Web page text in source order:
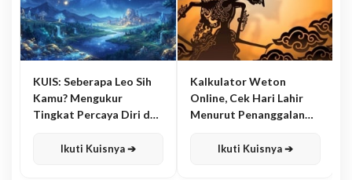
KUIS: Seberapa Leo Sih
Kamu? Mengukur
Tingkat Percaya Diri dan
Ikuti Kuisnya ➔
Kalkulator Weton
Online, Cek Hari Lahir
Menurut Penanggalan
Ikuti Kuisnya ➔